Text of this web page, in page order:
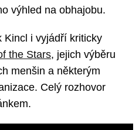
výhled na obhajobu.
Kincl i vyjádří kriticky
the Stars, jejich výběru
menšin a některým
Celý rozhovor